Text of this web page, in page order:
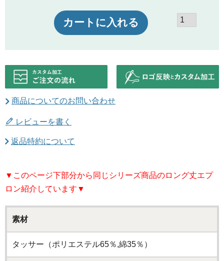
カートに入れる
商品についてのお問い合わせ
レビューを書く
返品特約について
▼このページ下部分から同じシリーズ商品のロング丈エプ
ロン紹介しています▼
素材
タッサー（ポリエステル65％,綿35％）